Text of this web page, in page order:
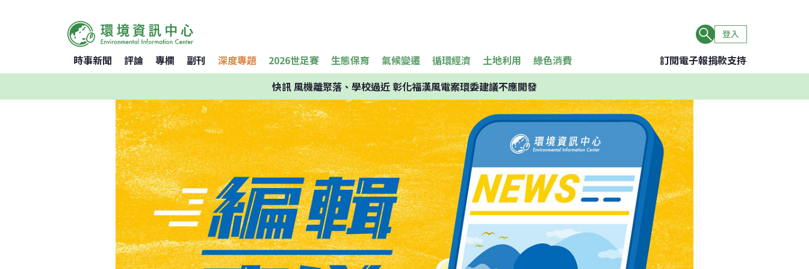
登入
時事新聞 評論 專欄 副刊 深度專題 2026世足賽 生態保育 氣候變遷 循環經濟 土地利用 綠色消費 訂閱電子報捐款支持
快訊風機離聚落、學校過近 彰化福漢風電案環委建議不應開發